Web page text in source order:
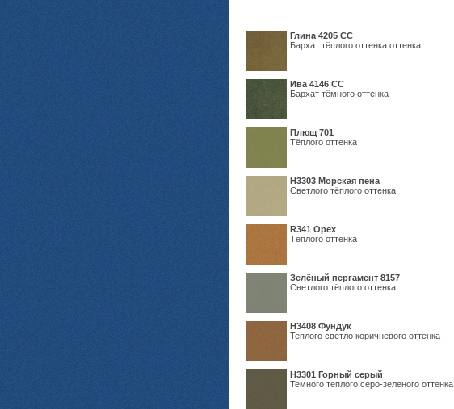
Глина 4205 СС
Бархат тёплого оттенка оттенка
Ива 4146 СС
Бархат тёмного оттенка
Плющ 701
Тёплого оттенка
H3303 Морская пена
Светлого тёплого оттенка
R341 Орех
Тёплого оттенка
Зелёный пергамент 8157
Светлого тёплого оттенка
Н3408 Фундук
Теплого светло коричневого оттенка
Н3301 Горный серый
Темного теплого серо-зеленого оттенка